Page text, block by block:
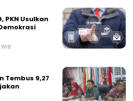
PKN Usulkan
Tembus 9,27